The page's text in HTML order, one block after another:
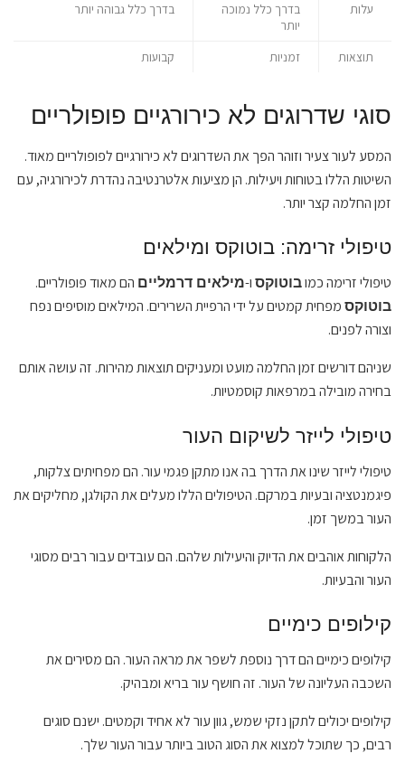
עלות
בדרך כלל נמוכה
יותר
בדרך כלל גבוהה יותר
תוצאות זמניות קבועות
סוגי שדרוגים לא כירורגיים פופולריים
המסע לעור צעיר וזוהר הפך את השדרוגים לא כירורגיים לפופולריים מאוד.
השיטות הללו בטוחות ויעילות. הן מציעות אלטרנטיבה נהדרת לכירורגיה, עם
זמן החלמה קצר יותר.
טיפולי זרימה: בוטוקס ומילאים
טיפולי זרימה כמובוטוקס ו-מילאים דרמליים הם מאוד פופולריים.
בוטוקס מפחית קמטים על ידי הרפיית השרירים. המילאים מוסיפים נפח
וצורה לפנים.
שניהם דורשים זמן החלמה מועט ומעניקים תוצאות מהירות. זה עושה אותם
בחירה מובילה במרפאות קוסמטיות.
טיפולי לייזר לשיקום העור
טיפולי לייזר שינו את הדרך בה אנו מתקן פגמי עור. הם מפחיתים צלקות,
פיגמנטציה ובעיות במרקם. הטיפולים הללו מעלים את הקולגן, מחליקים את
העור במשך זמן.
הלקוחות אוהבים את הדיוק והיעילות שלהם. הם עובדים עבור רבים מסוגי
העור והבעיות.
קילופים כימיים
קילופים כימיים הם דרך נוספת לשפר את מראה העור. הם מסירים את
השכבה העליונה של העור. זה חושף עור בריא ומבהיק.
קילופים יכולים לתקן נזקי שמש, גוון עור לא אחיד וקמטים. ישנם סוגים
רבים, כך שתוכל למצוא את הסוג הטוב ביותר עבור העור שלך.